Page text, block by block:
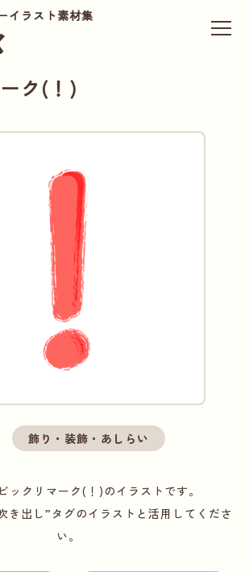
イラスト素材集
ク(！)
飾り・装飾・あしらい
ックリマーク(！)のイラストです。
き出し”タグのイラストと活用してくださ
い。